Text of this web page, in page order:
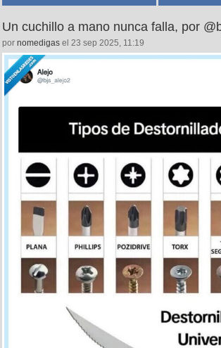
Un cuchillo a mano nunca falla, por
por nomedigas el 23 sep 2025, 11:19